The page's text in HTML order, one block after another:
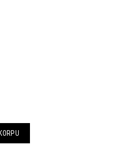
«UNI, BEIGE» 389252 količina